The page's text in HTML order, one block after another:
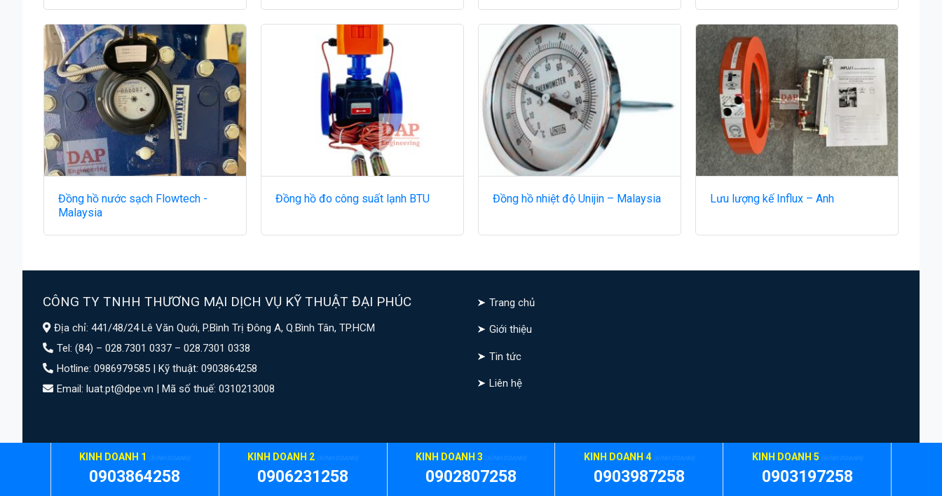
Đồng hồ nước sạch Flowtech -
Malaysia
Đồng hồ đo công suất lạnh BTU Đồng hồ nhiệt độ Unijin – Malaysia Lưu lượng kế Influx – Anh
CÔNG TY TNHH THƯƠNG MẠI DỊCH VỤ KỸ THUẬT ĐẠI PHÚC
Địa chỉ: 441/48/24 Lê Văn Quới, P.Bình Trị Đông A, Q.Bình Tân, TP.HCM
Tel: (84) – 028.7301 0337 – 028.7301 0338
Hotline: 0986979585 | Kỹ thuật: 0903864258
Email: luat.pt@dpe.vn | Mã số thuế: 0310213008
Trang chủ
Giới thiệu
Tin tức
Liên hệ
KINH DOANH 1
0903864258
KINH DOANH 2
0906231258
KINH DOANH 3
0902807258
KINH DOANH 4
0903987258
KINH DOANH 5
0903197258